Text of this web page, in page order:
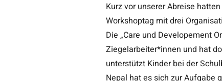
Kurz vor unserer Abreise
Workshoptag mit drei
Die „Care und Developement
Ziegelarbeiter*innen und hat
unterstützt Kinder bei der
Nepal hat es sich zur Aufgabe